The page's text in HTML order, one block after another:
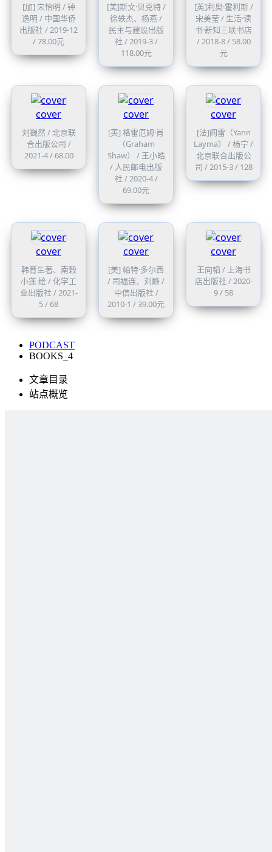
[加] 宋怡明 / 钟
逸明 / 中国华侨
出版社 / 2019-12
/ 78.00元
[美]斯文·贝克特 /
徐轶杰、杨燕 /
民主与建设出版
社 / 2019-3 /
118.00元
[英]利奥·霍利斯 /
宋美莹 / 生活·读
书·新知三联书店
/ 2018-8 / 58.00
元
cover
刘巍然 / 北京联
合出版公司 /
2021-4 / 68.00
cover
[英] 格雷厄姆·肖
（Graham
Shaw） / 王小皓
/ 人民邮电出版
社 / 2020-4 /
69.00元
cover
[法]阎雷（Yann
Layma） / 杨宁 /
北京联合出版公
司 / 2015-3 / 128
cover
韩育生著、南榖
小莲 绘 / 化学工
业出版社 / 2021-
5 / 68
cover
[美] 帕特·多尔西
/ 司福连、刘静 /
中信出版社 /
2010-1 / 39.00元
cover
王向韬 / 上海书
店出版社 / 2020-
9 / 58
PODCAST
BOOKS_4
文章目录
站点概览